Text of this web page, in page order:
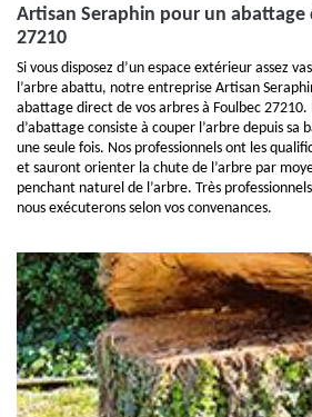
Artisan Seraphin pour un abattage
27210
Si vous disposez d’un espace extérieur assez
l’arbre abattu, notre entreprise Artisan
abattage direct de vos arbres à Foulbec
d’abattage consiste à couper l’arbre depuis sa
une seule fois. Nos professionnels ont les
et sauront orienter la chute de l’arbre par
penchant naturel de l’arbre. Très
nous exécuterons selon vos convenances.